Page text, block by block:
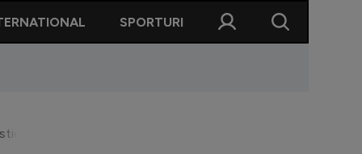
SPORTURI
Ritmică, la două luni după ce România a ieșit